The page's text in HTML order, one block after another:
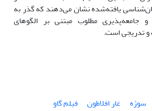
یافته‌شده نشان می‌دهند که گذر به
و جامعه‌پذیری مطلوب مبتنی بر الگوهای
تدریجی است.
سوژه غار افلاطون
فیلم گاو